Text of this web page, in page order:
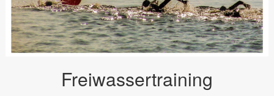
Freiwassertraining